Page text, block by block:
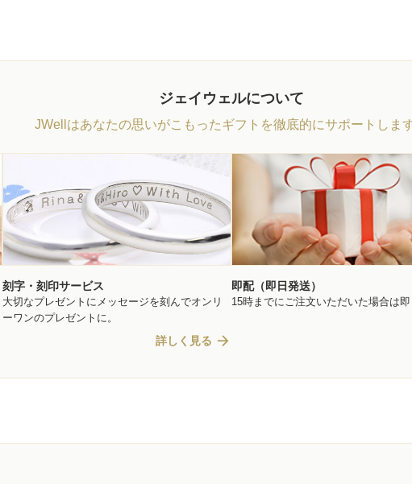
ジェイウェルについて
JWellはあなたの思いがこもったギフトを徹底的にサポートしま
刻字・刻印サービス
大切なプレゼントにメッセージを刻んでオンリ
ーワンのプレゼントに。
詳しく見る arrow_forward
即配（即日発送）
15時までにご注文いただいた場合は